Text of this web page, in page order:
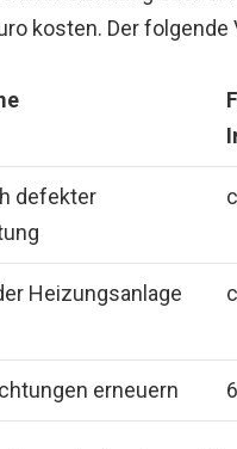
kosten. Der
defekter
Heizungsanlage
erneuern